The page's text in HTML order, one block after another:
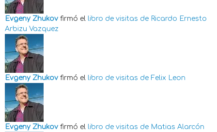
Evgeny Zhukov firmó el libro de visitas de Ricardo Ernesto
Arbizu Vazquez
Evgeny Zhukov firmó el libro de visitas de Felix Leon
Evgeny Zhukov firmó el libro de visitas de Matias Alarcón